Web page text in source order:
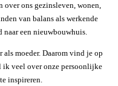
ons gezinsleven, wonen,
van balans als werkende
naar een nieuwbouwhuis.
moeder. Daarom vind je op
ik veel over onze persoonlijke
inspireren.